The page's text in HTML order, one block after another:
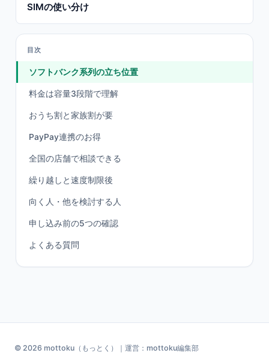
SIMの使い分け
目次
ソフトバンク系列の立ち位置
料金は容量3段階で理解
おうち割と家族割が要
PayPay連携のお得
全国の店舗で相談できる
繰り越しと速度制限後
向く人・他を検討する人
申し込み前の5つの確認
よくある質問
© 2026 mottoku（もっとく）｜運営：mottoku編集部